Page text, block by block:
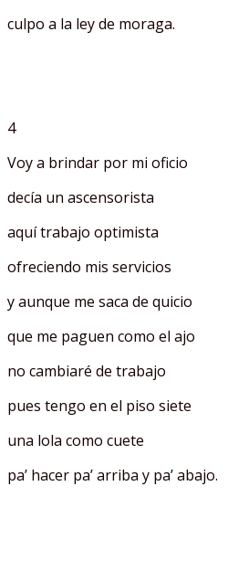
culpo a la ley de moraga.
4
Voy a brindar por mi oficio
decía un ascensorista
aquí trabajo optimista
ofreciendo mis servicios
y aunque me saca de quicio
que me paguen como el ajo
no cambiaré de trabajo
pues tengo en el piso siete
una lola como cuete
pa’ hacer pa’ arriba y pa’ abajo.